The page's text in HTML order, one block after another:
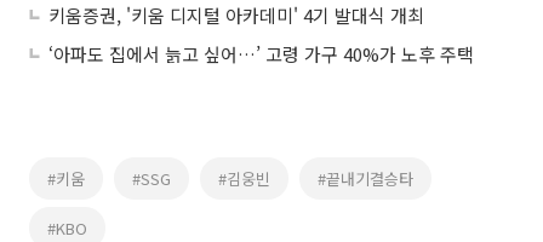
키움증권, '키움 디지털 아카데미' 4기 발대식 개최
‘아파도 집에서 늙고 싶어…’ 고령 가구 40%가 노후 주택
#키움 #SSG #김웅빈 #끝내기결승타
#KBO